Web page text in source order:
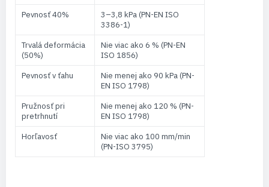
Pevnosť 40%
3–3,8 kPa (PN-EN ISO
3386-1)
Trvalá deformácia
(50%)
Nie viac ako 6 % (PN-EN
ISO 1856)
Pevnosť v ťahu
Nie menej ako 90 kPa (PN-
EN ISO 1798)
Pružnosť pri
pretrhnutí
Nie menej ako 120 % (PN-
EN ISO 1798)
Horľavosť
Nie viac ako 100 mm/min
(PN-ISO 3795)